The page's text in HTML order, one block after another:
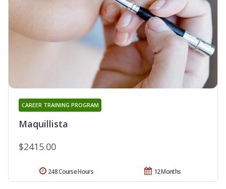
Maquillista
CAREER TRAINING PROGRAM
$2415.00
12 Months
248 Course Hours